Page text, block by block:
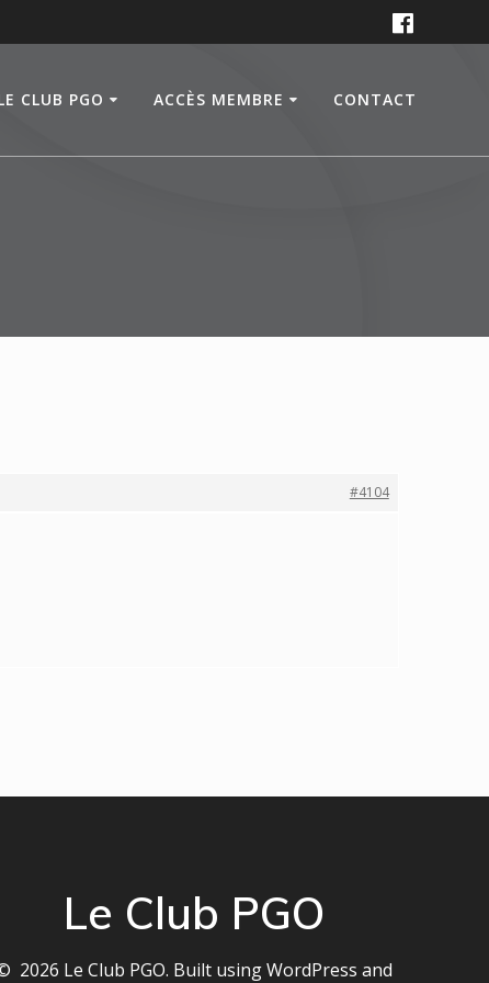
CLUB PGO ACCÈS MEMBRE CONTACT
#4104
Le Club PGO
2026 Le Club PGO. Built using WordPress and